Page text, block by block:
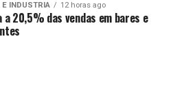
E INDUSTRIA 12 horas ago
a 20,5% das vendas em bares e